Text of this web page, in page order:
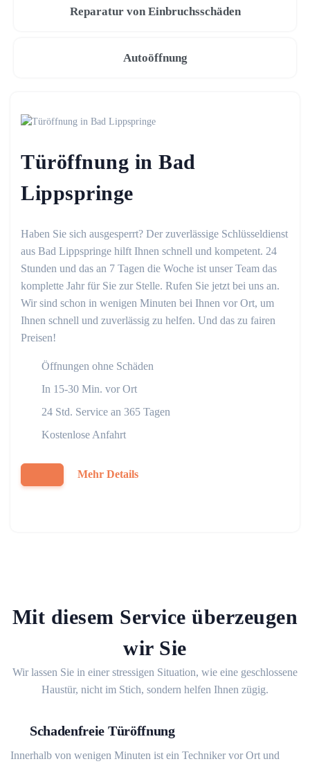
Reparatur von Einbruchsschäden
Autoöffnung
Türöffnung in Bad
Lippspringe
Haben Sie sich ausgesperrt? Der zuverlässige Schlüsseldienst
aus Bad Lippspringe hilft Ihnen schnell und kompetent. 24
Stunden und das an 7 Tagen die Woche ist unser Team das
komplette Jahr für Sie zur Stelle. Rufen Sie jetzt bei uns an.
Wir sind schon in wenigen Minuten bei Ihnen vor Ort, um
Ihnen schnell und zuverlässig zu helfen. Und das zu fairen
Preisen!
Öffnungen ohne Schäden
In 15-30 Min. vor Ort
24 Std. Service an 365 Tagen
Kostenlose Anfahrt
Mehr Details
Mit diesem Service überzeugen
wir Sie
Wir lassen Sie in einer stressigen Situation, wie eine geschlossene
Haustür, nicht im Stich, sondern helfen Ihnen zügig.
Schadenfreie Türöffnung
Innerhalb von wenigen Minuten ist ein Techniker vor Ort und